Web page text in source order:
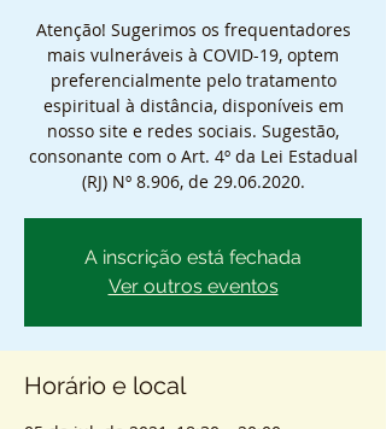
Atenção! Sugerimos os frequentadores
mais vulneráveis à COVID-19, optem
preferencialmente pelo tratamento
espiritual à distância, disponíveis em
nosso site e redes sociais. Sugestão,
consonante com o Art. 4º da Lei Estadual
(RJ) Nº 8.906, de 29.06.2020.
A inscrição está fechada
Ver outros eventos
Horário e local